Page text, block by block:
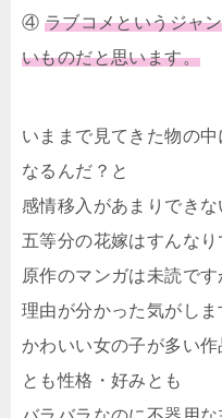
④ ラブコメというジャ
いものだと思います。
いままで見てきた物の
なるんだ？と
感情移入があまりできな
五等分の花嫁はすんなり
原作のマンガは未読で
理由が分かった気がしま
かわいい女の子が多い
とも性格・好みとも